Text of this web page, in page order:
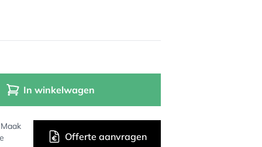
In winkelwagen
Offerte aanvragen